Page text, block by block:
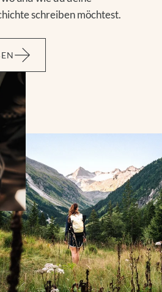
schreiben möchtest.